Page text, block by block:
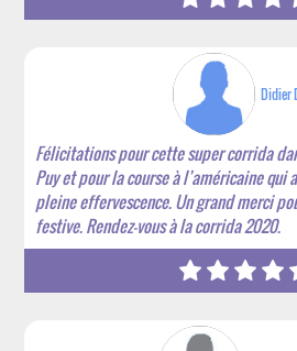
Didier
Félicitations pour cette super corrida
Puy et pour la course à l’américaine qui
pleine effervescence. Un grand merci
festive. Rendez-vous à la corrida 2020.